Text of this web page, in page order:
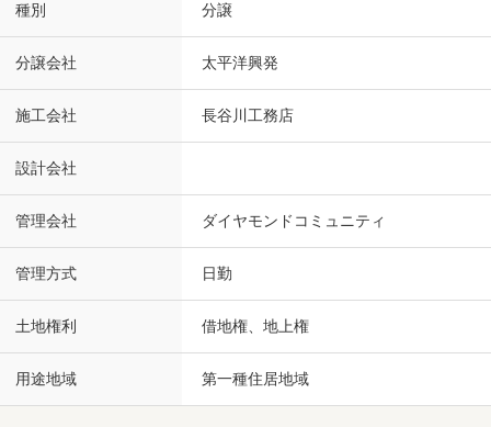
種別 分譲
分譲会社 太平洋興発
施工会社 長谷川工務店
設計会社
管理会社 ダイヤモンドコミュニティ
管理方式 日勤
土地権利 借地権、地上権
用途地域 第一種住居地域